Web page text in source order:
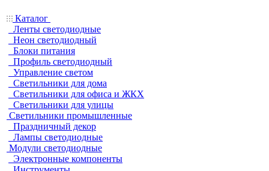
Каталог
Ленты светодиодные
Неон светодиодный
Блоки питания
Профиль светодиодный
Управление светом
Светильники для дома
Светильники для офиса и ЖКХ
Светильники для улицы
Светильники промышленные
Праздничный декор
Лампы светодиодные
Модули светодиодные
Электронные компоненты